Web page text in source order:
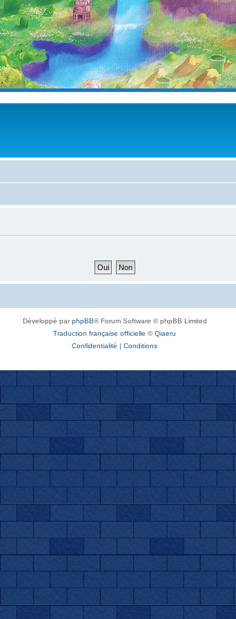
Développé parphpBB® Forum Software © phpBB Limited
Traduction française officielle ©Qiaeru
Confidentialité | Conditions